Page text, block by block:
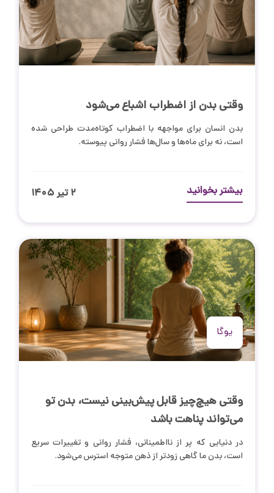
وقتی بدن از اضطراب اشباع می‌شود
بدن انسان برای مواجهه با اضطراب کوتاه‌مدت طراحی شده
است، نه برای ماه‌ها و سال‌ها فشار روانی پیوسته.
بیشتر بخوانید ۲ تیر ۱۴۰۵
یوگا
وقتی هیچ‌چیز قابل پیش‌بینی نیست، بدن تو
می‌تواند پناهت باشد
در دنیایی که پر از نااطمینانی، فشار روانی و تغییرات سریع
است، بدن ما گاهی زودتر از ذهن متوجه استرس می‌شود.